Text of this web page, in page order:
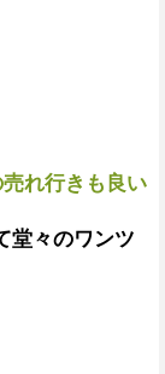
れ行きも良い
堂々のワンツ